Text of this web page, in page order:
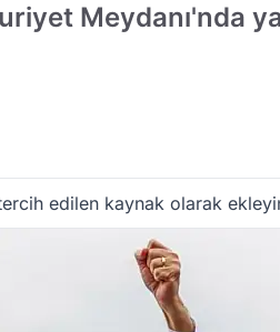
Meydanı'nda
edilen kaynak olarak